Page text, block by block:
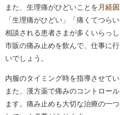
また、生理痛がひどいことを 月経
「生理痛がひどい」「痛くてつら
相談される患者さまが多くいらっし
市販の痛み止めを飲んで、仕事に
いでしょう。
内服のタイミング時を指導させてい
また、漢方薬で痛みのコントロー
ます。痛み止めも大切な治療の一